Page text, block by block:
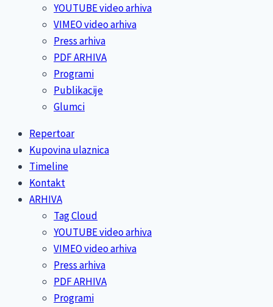
YOUTUBE video arhiva
VIMEO video arhiva
Press arhiva
PDF ARHIVA
Programi
Publikacije
Glumci
Repertoar
Kupovina ulaznica
Timeline
Kontakt
ARHIVA
Tag Cloud
YOUTUBE video arhiva
VIMEO video arhiva
Press arhiva
PDF ARHIVA
Programi